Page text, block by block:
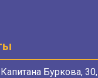
Буркова, 30,